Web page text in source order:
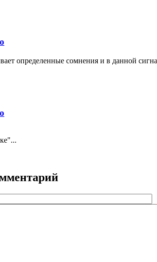
определенные сомнения и в данной